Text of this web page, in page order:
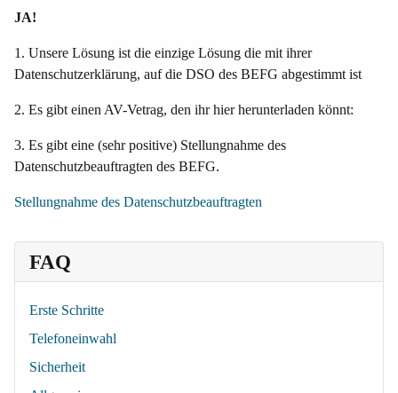
FAQ
Erste Schritte
Telefoneinwahl
Sicherheit
JA!
1. Unsere Lösung ist die einzige Lösung die mit ihrer
Datenschutzerklärung, auf die DSO des BEFG abgestimmt ist
2. Es gibt einen AV-Vetrag, den ihr hier herunterladen könnt:
3. Es gibt eine (sehr positive) Stellungnahme des
Datenschutzbeauftragten des BEFG.
Stellungnahme des Datenschutzbeauftragten